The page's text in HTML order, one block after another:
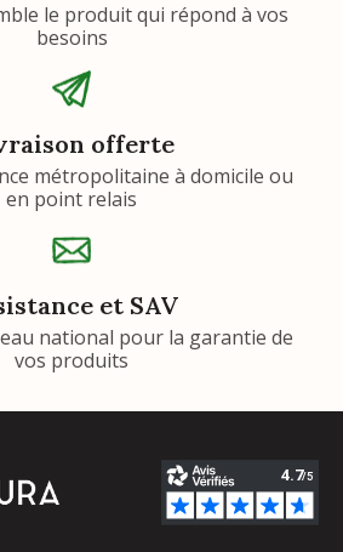
le produit qui répond à vos
besoins
offerte
métropolitaine à domicile ou
en point relais
et SAV
national pour la garantie de
vos produits